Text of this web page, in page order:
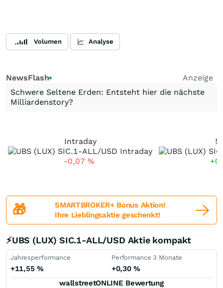
Volumen Analyse
NewsFlash
Anzeige
Schwere Seltene Erden: Entsteht hier die nächste
Milliardenstory?
Intraday
-0,07 %
5
🎁
SMARTBROKER+ Bonus Aktion!
Ihre Lieblingsaktie geschenkt!
⚡UBS (LUX) SIC.1-ALL/USD Aktie kompakt
Jahresperformance
+11,55 %
Performance 3 Monate
+0,30%
wallstreetONLINE Bewertung